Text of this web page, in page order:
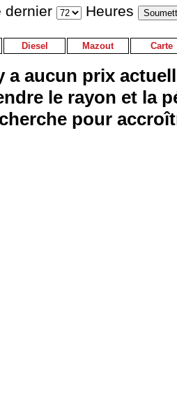
dernier Heures
Diesel Mazout Carte
a aucun prix
le rayon et la
pour